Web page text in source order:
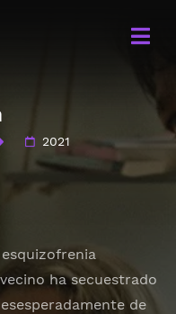
2021
ha secuestrado
de